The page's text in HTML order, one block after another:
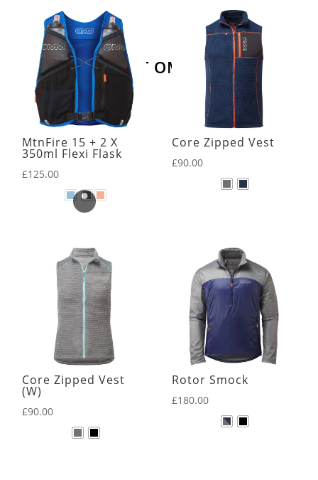
LATEST OMM KIT
MtnFire 15 + 2 X
350ml Flexi Flask
£125.00
Core Zipped Vest
£90.00
Core Zipped Vest
(W)
£90.00
Rotor Smock
£180.00